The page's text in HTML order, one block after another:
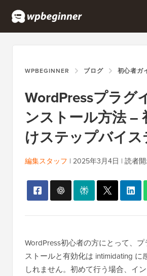
WPBEGINNER ブログ 初心者ガ
WordPressプラグ
ンストール方法 –
けステップバイ
編集スタッフ | 2025年3月4日 | 読者
WordPress初心者の方にとって、
ストールと有効化は intimidating に
しれません。初めて行う場合、イ